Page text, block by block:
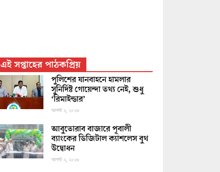
এই সপ্তাহের পাঠকপ্রিয়
পুলিশের যানবাহনে হামলার
সুনির্দিষ্ট গোয়েন্দা তথ্য নেই, শুধু
‘রিমাইন্ডার’
আগস্ট ২, ২০২৬
আবুতোরাব বাজারে পূবালী
ব্যাংকের ডিজিটাল ক্যাশলেস বুথ
উদ্বোধন
আগস্ট ২, ২০২৬